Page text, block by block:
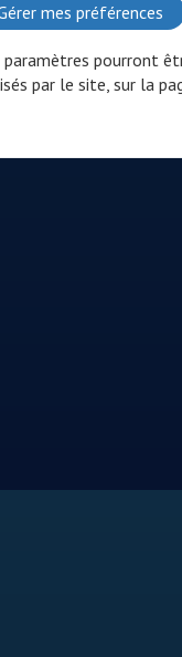
mes préférences
paramètres pourront
par le site, sur la